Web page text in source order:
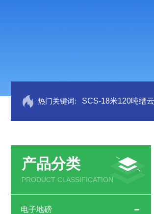
热门关键词: SCS-18米120吨缙
产品分类
PRODUCT CLASSIFICATION
电子地磅